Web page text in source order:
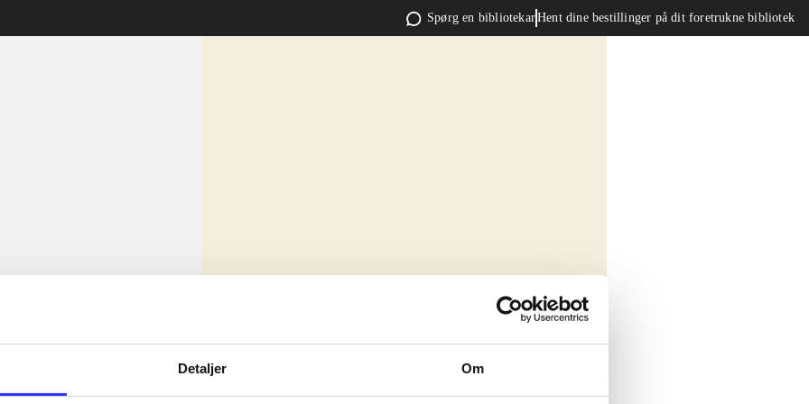
Detaljer Om
Spørg en bibliotekarHent dine bestillinger på dit foretrukne bibliotek
sit amet ...
sit amet ...